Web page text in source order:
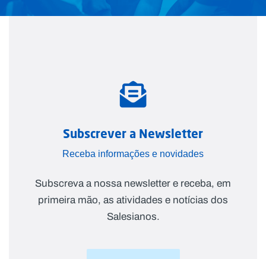
Subscrever a Newsletter
Receba informações e novidades
Subscreva a nossa newsletter e receba, em
primeira mão, as atividades e notícias dos
Salesianos.